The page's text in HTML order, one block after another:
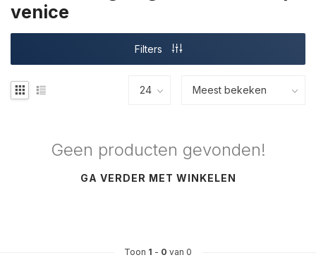
venice
Filters
Geen producten gevonden!
GA VERDER MET WINKELEN
Toon 1 - 0 van 0